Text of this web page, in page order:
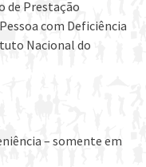
de Prestação
com Deficiência
Nacional do
– somente em